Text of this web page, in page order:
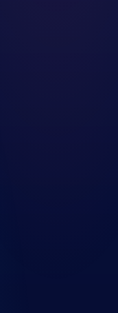
conform onze